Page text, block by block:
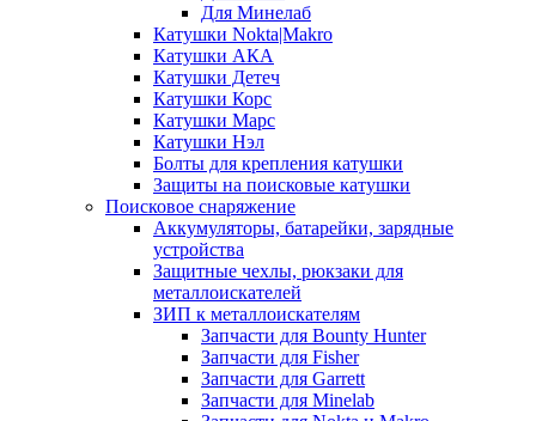
Для Минелаб
Катушки Nokta|Makro
Катушки АКА
Катушки Детеч
Катушки Корс
Катушки Марс
Катушки Нэл
Болты для крепления катушки
Защиты на поисковые катушки
Поисковое снаряжение
Аккумуляторы, батарейки, зарядные
устройства
Защитные чехлы, рюкзаки для
металлоискателей
ЗИП к металлоискателям
Запчасти для Bounty Hunter
Запчасти для Fisher
Запчасти для Garrett
Запчасти для Minelab